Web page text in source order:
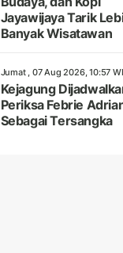
Jayawijaya Tarik
Banyak Wisatawan
Jumat , 07 Aug 2026, 10:57
Kejagung
Periksa Febrie
Sebagai Tersangka